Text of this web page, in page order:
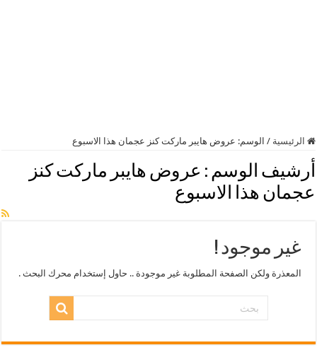
الرئيسية / الوسم: عروض هايبر ماركت كنز عجمان هذا الاسبوع
أرشيف الوسم : عروض هايبر ماركت كنز
عجمان هذا الاسبوع
غير موجود !
المعذرة ولكن الصفحة المطلوبة غير موجودة .. حاول إستخدام محرك البحث .